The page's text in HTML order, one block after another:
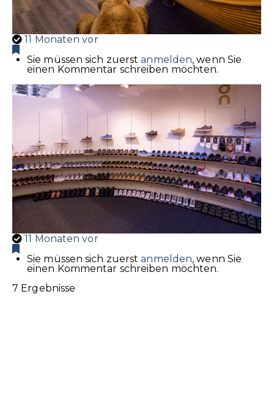
11 Monaten vor
Sie müssen sich zuerstanmelden, wenn Sie
einen Kommentar schreiben möchten.
11 Monaten vor
Sie müssen sich zuerstanmelden, wenn Sie
einen Kommentar schreiben möchten.
7 Ergebnisse